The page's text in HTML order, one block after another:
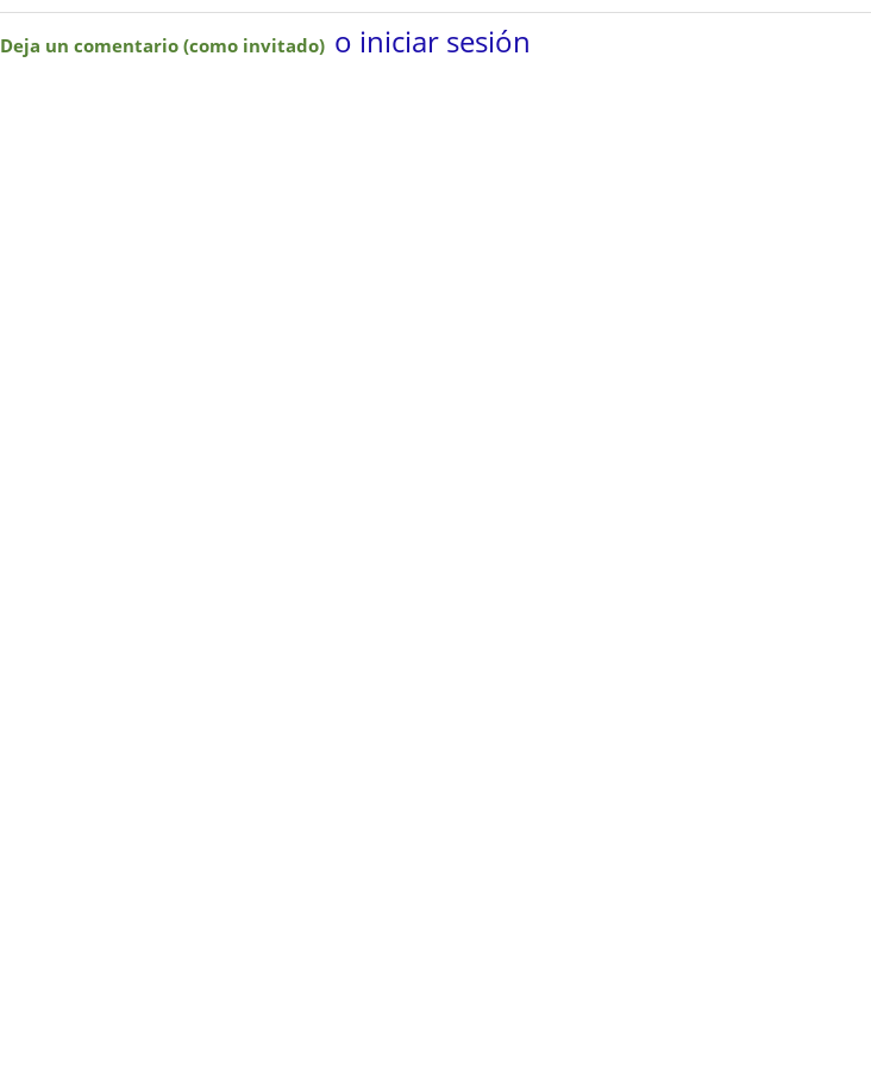
Deja un comentario (como invitado) o iniciar sesión